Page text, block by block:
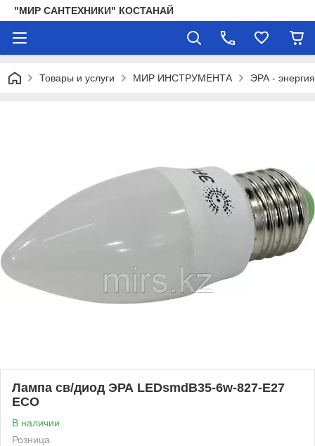
"МИР САНТЕХНИКИ" КОСТАНАЙ
Товары и услуги МИР ИНСТРУМЕНТА ЭРА -
Лампа св/диод ЭРА LEDsmdB35-6w-827-E27
ECO
В наличии
Розница